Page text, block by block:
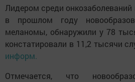
Лидером среди онкозаболеваний
в прошлом году
меланомы, обнаружили у 78
констатировали в 11,2 тысячи
информ.
Отмечается, что